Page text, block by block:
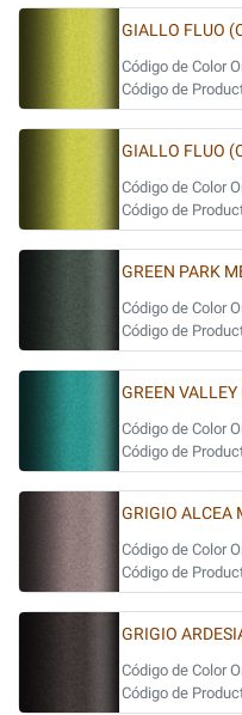
GIALLO FLUO
Código de Color
Código de
GIALLO FLUO
Código de Color
Código de
GREEN PARK
Código de Color
Código de
GREEN VALLEY
Código de Color
Código de
GRIGIO ALCEA
Código de Color
Código de
GRIGIO
Código de Color
Código de